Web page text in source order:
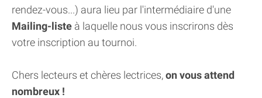
rendez-vous...) aura lieu par l'intermédiaire d'une
Mailing-liste à laquelle nous vous inscrirons dès
votre inscription au tournoi.
Chers lecteurs et chères lectrices,on vous attend
nombreux !